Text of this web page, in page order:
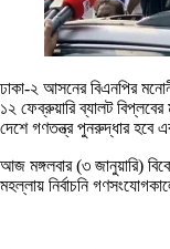
ঢাকা-২ আসনের বিএনপির
১২ ফেব্রুয়ারি ব্যালট
দেশে গণতন্ত্র পুনরুদ্ধার হবে
আজ মঙ্গলবার (৩ জানুয়ারি)
মহল্লায় নির্বাচনি